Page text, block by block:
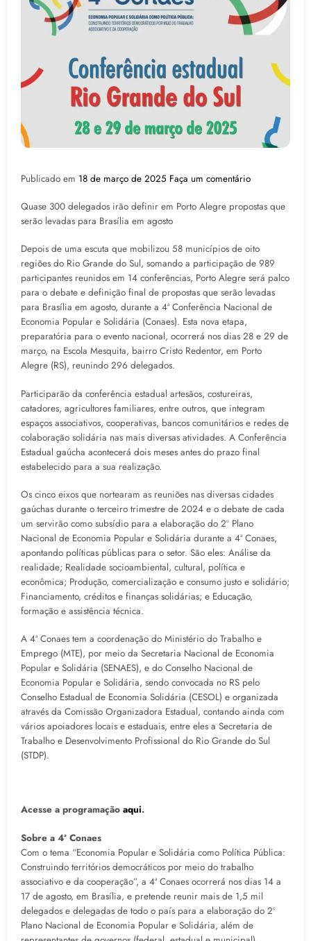
Publicado em 18 de março de 2025 Faça um comentário
Quase 300 delegados irão definir em Porto Alegre propostas que
serão levadas para Brasília em agosto
Depois de uma escuta que mobilizou 58 municípios de oito
regiões do Rio Grande do Sul, somando a participação de 989
participantes reunidos em 14 conferências, Porto Alegre será palco
para o debate e definição final de propostas que serão levadas
para Brasília em agosto, durante a 4ª Conferência Nacional de
Economia Popular e Solidária (Conaes). Esta nova etapa,
preparatória para o evento nacional, ocorrerá nos dias 28 e 29 de
março, na Escola Mesquita, bairro Cristo Redentor, em Porto
Alegre (RS), reunindo 296 delegados.
Participarão da conferência estadual artesãos, costureiras,
catadores, agricultores familiares, entre outros, que integram
espaços associativos, cooperativas, bancos comunitários e redes de
colaboração solidária nas mais diversas atividades. A Conferência
Estadual gaúcha acontecerá dois meses antes do prazo final
estabelecido para a sua realização.
Os cinco eixos que nortearam as reuniões nas diversas cidades
gaúchas durante o terceiro trimestre de 2024 e o debate de cada
um servirão como subsídio para a elaboração do 2º Plano
Nacional de Economia Popular e Solidária durante a 4ª Conaes,
apontando políticas públicas para o setor. São eles: Análise da
realidade; Realidade socioambiental, cultural, política e
econômica; Produção, comercialização e consumo justo e solidário;
Financiamento, créditos e finanças solidárias; e Educação,
formação e assistência técnica.
A 4ª Conaes tem a coordenação do Ministério do Trabalho e
Emprego (MTE), por meio da Secretaria Nacional de Economia
Popular e Solidária (SENAES), e do Conselho Nacional de
Economia Popular e Solidária, sendo convocada no RS pelo
Conselho Estadual de Economia Solidária (CESOL) e organizada
através da Comissão Organizadora Estadual, contando ainda com
vários apoiadores locais e estaduais, entre eles a Secretaria de
Trabalho e Desenvolvimento Profissional do Rio Grande do Sul
(STDP).
Acesse a programação aqui.
Sobre a 4ª Conaes
Com o tema “Economia Popular e Solidária como Política Pública:
Construindo territórios democráticos por meio do trabalho
associativo e da cooperação”, a 4ª Conaes ocorrerá nos dias 14 a
17 de agosto, em Brasília, e pretende reunir mais de 1,5 mil
delegados e delegadas de todo o país para a elaboração do 2º
Plano Nacional de Economia Popular e Solidária, além de